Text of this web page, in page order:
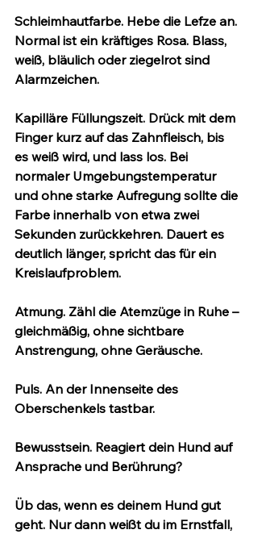
Schleimhautfarbe. Hebe die Lefze an.
Normal ist ein kräftiges Rosa. Blass,
weiß, bläulich oder ziegelrot sind
Alarmzeichen.
Kapilläre Füllungszeit. Drück mit dem
Finger kurz auf das Zahnfleisch, bis
es weiß wird, und lass los. Bei
normaler Umgebungstemperatur
und ohne starke Aufregung sollte die
Farbe innerhalb von etwa zwei
Sekunden zurückkehren. Dauert es
deutlich länger, spricht das für ein
Kreislaufproblem.
Atmung. Zähl die Atemzüge in Ruhe –
gleichmäßig, ohne sichtbare
Anstrengung, ohne Geräusche.
Puls. An der Innenseite des
Oberschenkels tastbar.
Bewusstsein. Reagiert dein Hund auf
Ansprache und Berührung?
Üb das, wenn es deinem Hund gut
geht. Nur dann weißt du im Ernstfall,